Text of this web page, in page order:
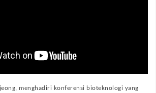
menghadiri konferensi bioteknologi yang